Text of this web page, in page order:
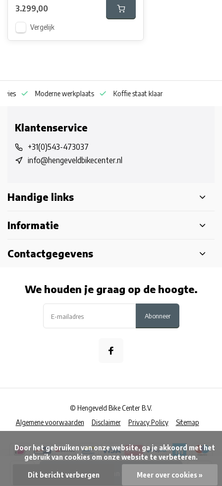
Toevoegen aan winkelwagen
3.299,00
Vergelijk
Moderne werkplaats Koffie staat klaar
Klantenservice
+31(0)543-473037
info@hengeveldbikecenter.nl
Handige links
Informatie
Contactgegevens
We houden je graag op de hoogte.
Abonneer
Algemene voorwaarden Disclaimer Privacy Policy Sitemap
© Hengeveld Bike Center B.V.
gebruik van cookies om onze website te verbeteren.
Dit bericht verbergen Meer over cookies »